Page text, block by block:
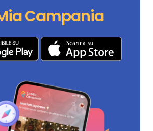
Campania